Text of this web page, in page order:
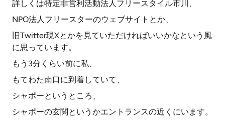
詳しくは特定非営利活動法人フリースタイル市川、
NPO法人フリースターのウェブサイトとか、
旧Twitter現Xとかを見ていただければいいかなという風
に思っています。
もう3分くらい前に私、
もてわた南口に到着していて、
シャポーというところ、
シャポーの玄関というかエントランスの近くにいます。